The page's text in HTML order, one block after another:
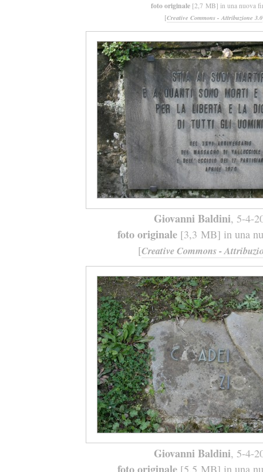
foto originale [2,7 MB] in una nuova
[Creative Commons - Attribuzione 3.0
Giovanni Baldini, 5-4-
foto originale[3,3 MB] in una
[Creative Commons -
Giovanni Baldini, 5-4-
foto originale[5,5 MB] in una